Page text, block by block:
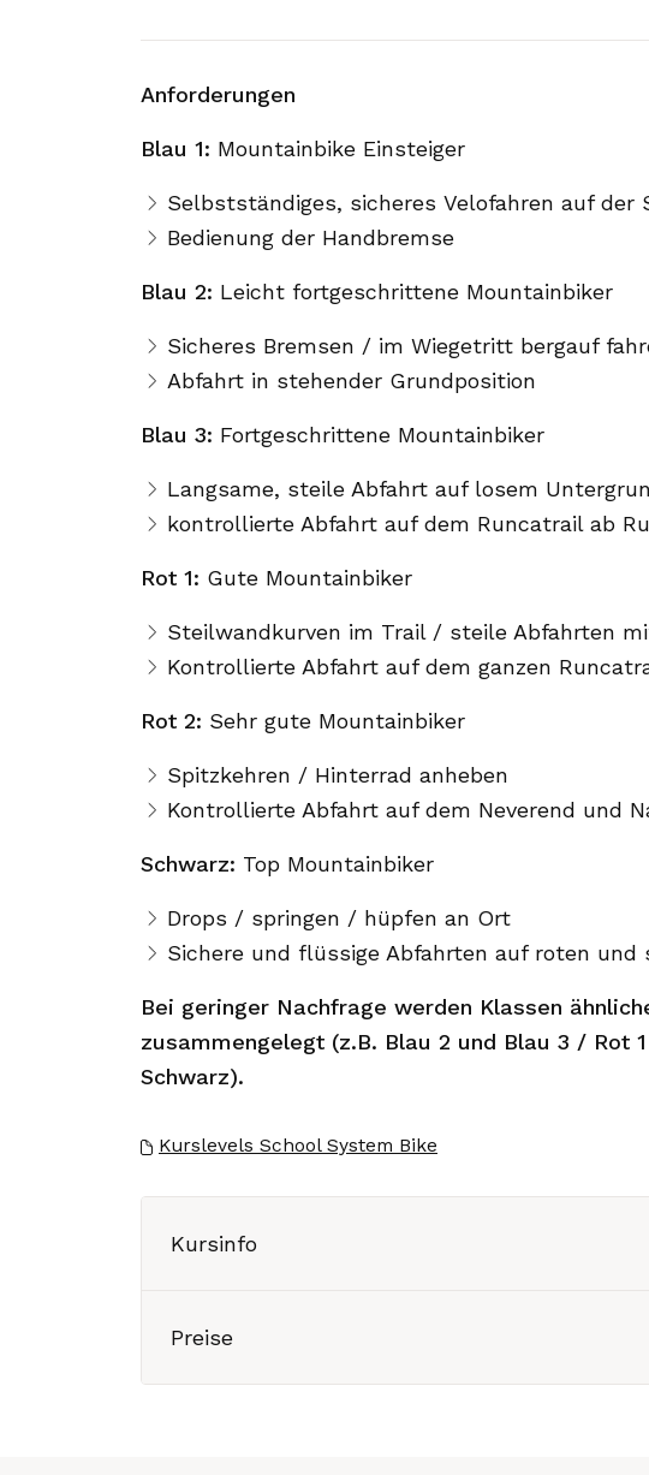
Anforderungen
Blau 1: Mountainbike Einsteiger
Selbstständiges, sicheres Velofahren auf der
Bedienung der Handbremse
Blau 2: Leicht fortgeschrittene Mountainbiker
Sicheres Bremsen / im Wiegetritt bergauf
Abfahrt in stehender Grundposition
Blau 3: Fortgeschrittene Mountainbiker
Langsame, steile Abfahrt auf losem
kontrollierte Abfahrt auf dem Runcatrail ab
Rot 1: Gute Mountainbiker
Steilwandkurven im Trail / steile Abfahrten
Kontrollierte Abfahrt auf dem ganzen
Rot 2: Sehr gute Mountainbiker
Spitzkehren / Hinterrad anheben
Kontrollierte Abfahrt auf dem Neverend und
Schwarz: Top Mountainbiker
Drops / springen / hüpfen an Ort
Sichere und flüssige Abfahrten auf roten und
Bei geringer Nachfrage werden Klassen
zusammengelegt (z.B. Blau 2 und Blau 3 / Rot
Schwarz).
Kurslevels School System Bike
Kursinfo
Preise